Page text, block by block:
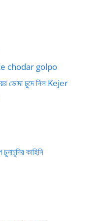
ke chodar golpo
ভোদা চুদে নিল Kejer
কাহিনি